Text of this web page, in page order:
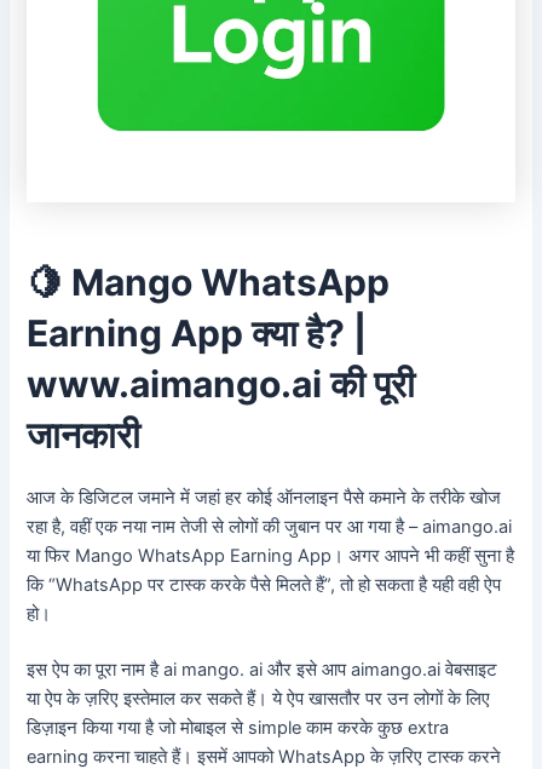
🍋 Mango WhatsApp
Earning App क्या है? |
www.aimango.ai की पूरी
जानकारी
आज के डिजिटल जमाने में जहां हर कोई ऑनलाइन पैसे कमाने के तरीके खोज
रहा है, वहीं एक नया नाम तेजी से लोगों की जुबान पर आ गया है – aimango.ai
या फिर Mango WhatsApp Earning App। अगर आपने भी कहीं सुना है
कि “WhatsApp पर टास्क करके पैसे मिलते हैं”, तो हो सकता है यही वही ऐप
हो।
इस ऐप का पूरा नाम है ai mango. ai और इसे आप aimango.ai वेबसाइट
या ऐप के ज़रिए इस्तेमाल कर सकते हैं। ये ऐप खासतौर पर उन लोगों के लिए
डिज़ाइन किया गया है जो मोबाइल से simple काम करके कुछ extra
earning करना चाहते हैं। इसमें आपको WhatsApp के ज़रिए टास्क करने